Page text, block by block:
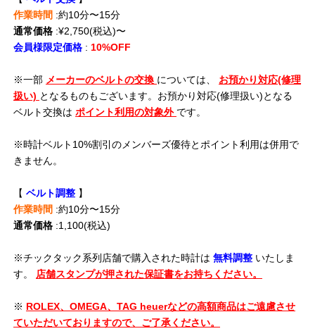
作業時間 :約10分〜15分
通常価格 :¥2,750(税込)〜
会員様限定価格 : 10%OFF
※一部 メーカーのベルトの交換 については、 お預かり対応(修理
扱い) となるものもございます。お預かり対応(修理扱い)となる
ベルト交換は ポイント利用の対象外 です。
※時計ベルト10%割引のメンバーズ優待とポイント利用は併用で
きません。
【 ベルト調整 】
作業時間 :約10分〜15分
通常価格 :1,100(税込)
※チックタック系列店舗で購入された時計は 無料調整 いたしま
す。
店舗スタンプが押された保証書をお持ちください。
※ ROLEX、OMEGA、TAG heuerなどの高額商品はご遠慮させ
ていただいておりますので、ご了承ください。